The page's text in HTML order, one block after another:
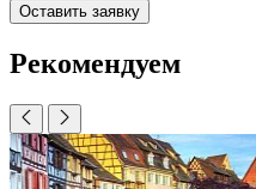
Оставить заявку
Рекомендуем